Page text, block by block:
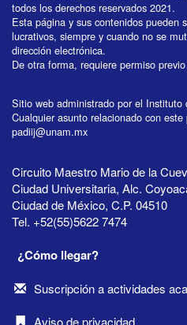
todos los derechos reservados 2021.
Esta página y sus contenidos pueden
lucrativos, siempre y cuando no se
dirección electrónica.
De otra forma, requiere permiso
Sitio web administrado por el Instituto
Cualquier asunto relacionado con
padiij@unam.mx
Circuito Maestro Mario de la
Ciudad Universitaria, Alc.
Ciudad de México, C.P. 04510
Tel. +52(55)5622 7474
¿Cómo llegar?
Suscripción a actividades
Aviso de privacidad